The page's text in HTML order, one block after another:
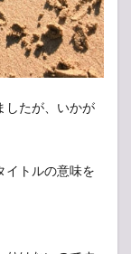
したが、いかが
イトルの意味を